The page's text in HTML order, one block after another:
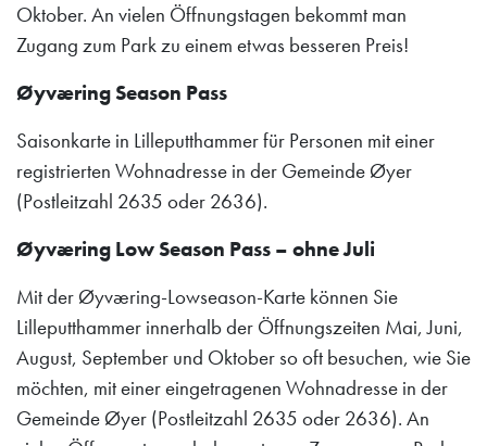
Oktober. An vielen Öffnungstagen bekommt man
Zugang zum Park zu einem etwas besseren Preis!
Øyværing Season Pass
Saisonkarte in Lilleputthammer für Personen mit einer
registrierten Wohnadresse in der Gemeinde Øyer
(Postleitzahl 2635 oder 2636).
Øyværing Low Season Pass – ohne Juli
Mit der Øyværing-Lowseason-Karte können Sie
Lilleputthammer innerhalb der Öffnungszeiten Mai, Juni,
August, September und Oktober so oft besuchen, wie Sie
möchten, mit einer eingetragenen Wohnadresse in der
Gemeinde Øyer (Postleitzahl 2635 oder 2636). An